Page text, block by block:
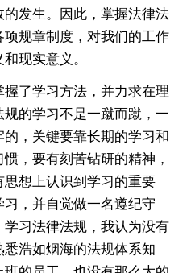
发生。因此，掌握法律法
规章制度，对我们的工作
现实意义。
了学习方法，并力求在理
的学习不是一蹴而蹴，一
，关键要靠长期的学习和
，要有刻苦钻研的精神，
想上认识到学习的重要
，并自觉做一名遵纪守
习法律法规，我认为没有
浩如烟海的法规体系知